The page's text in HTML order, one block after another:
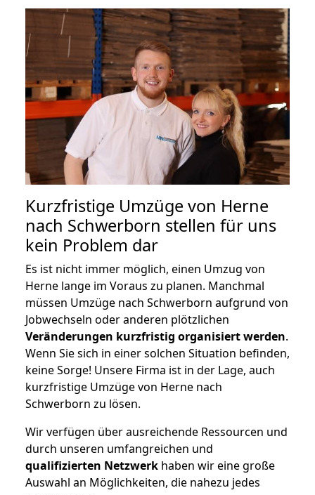
Kurzfristige Umzüge von Herne
nach Schwerborn stellen für uns
kein Problem dar
Es ist nicht immer möglich, einen Umzug von
Herne lange im Voraus zu planen. Manchmal
müssen Umzüge nach Schwerborn aufgrund von
Jobwechseln oder anderen plötzlichen
Veränderungen kurzfristig organisiert werden.
Wenn Sie sich in einer solchen Situation befinden,
keine Sorge! Unsere Firma ist in der Lage, auch
kurzfristige Umzüge von Herne nach
Schwerborn zu lösen.
Wir verfügen über ausreichende Ressourcen und
durch unseren umfangreichen und
qualifizierten Netzwerk haben wir eine große
Auswahl an Möglichkeiten, die nahezu jedes